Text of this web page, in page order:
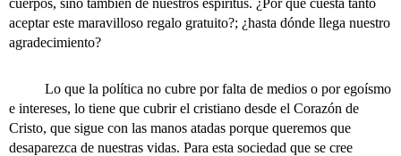
cuerpos, sino también de nuestros espíritus. ¿Por qué cuesta tanto
aceptar este maravilloso regalo gratuito?; ¿hasta dónde llega nuestro
agradecimiento?
Lo que la política no cubre por falta de medios o por egoísmo
e intereses, lo tiene que cubrir el cristiano desde el Corazón de
Cristo, que sigue con las manos atadas porque queremos que
desaparezca de nuestras vidas. Para esta sociedad que se cree